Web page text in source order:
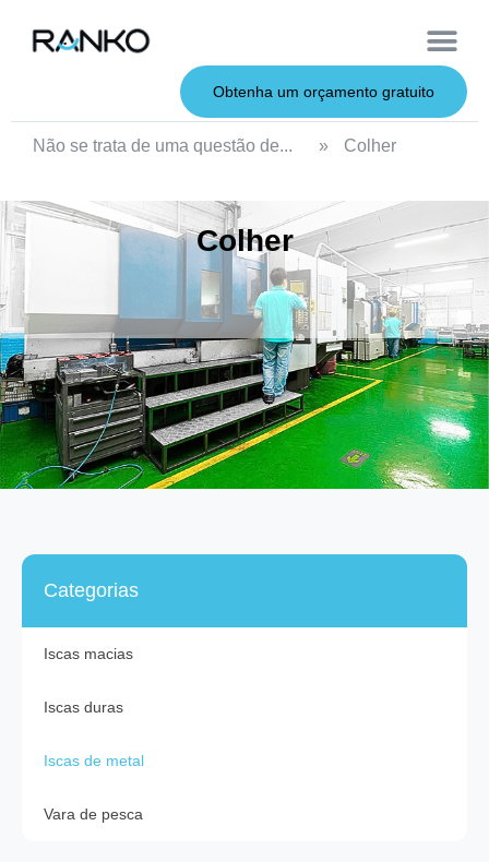
Obtenha um orçamento gratuito
Não se trata de uma questão de... » Colher
Colher
Categorias
Iscas macias
Iscas duras
Iscas de metal
Vara de pesca